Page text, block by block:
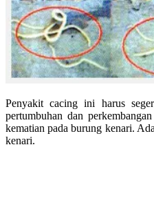
Penyakit cacing ini harus
pertumbuhan dan
kematian pada burung kenari.
kenari.